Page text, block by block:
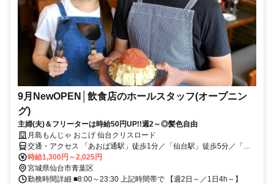
9月NewOPEN│飲食店のホールスタッフ(オープニン
グ)
主婦(夫)＆フリーターは時給50円UP!!週2～◎髪色自由
月島もんじゃ おこげ 仙台クリスロード
交通・アクセス 「あおば通駅」徒歩1分／「仙台駅」徒歩5分／「青
葉通一番町駅」徒歩3分／「広瀬通駅」徒歩4分
時給1,300円～2,025円
宮城県仙台市青葉区
勤務時間詳細 ■8:00～23:30 上記時間帯で 【週2日～／1日4h～】